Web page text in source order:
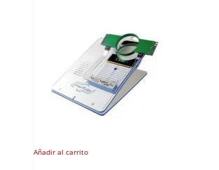
Añadir al carrito